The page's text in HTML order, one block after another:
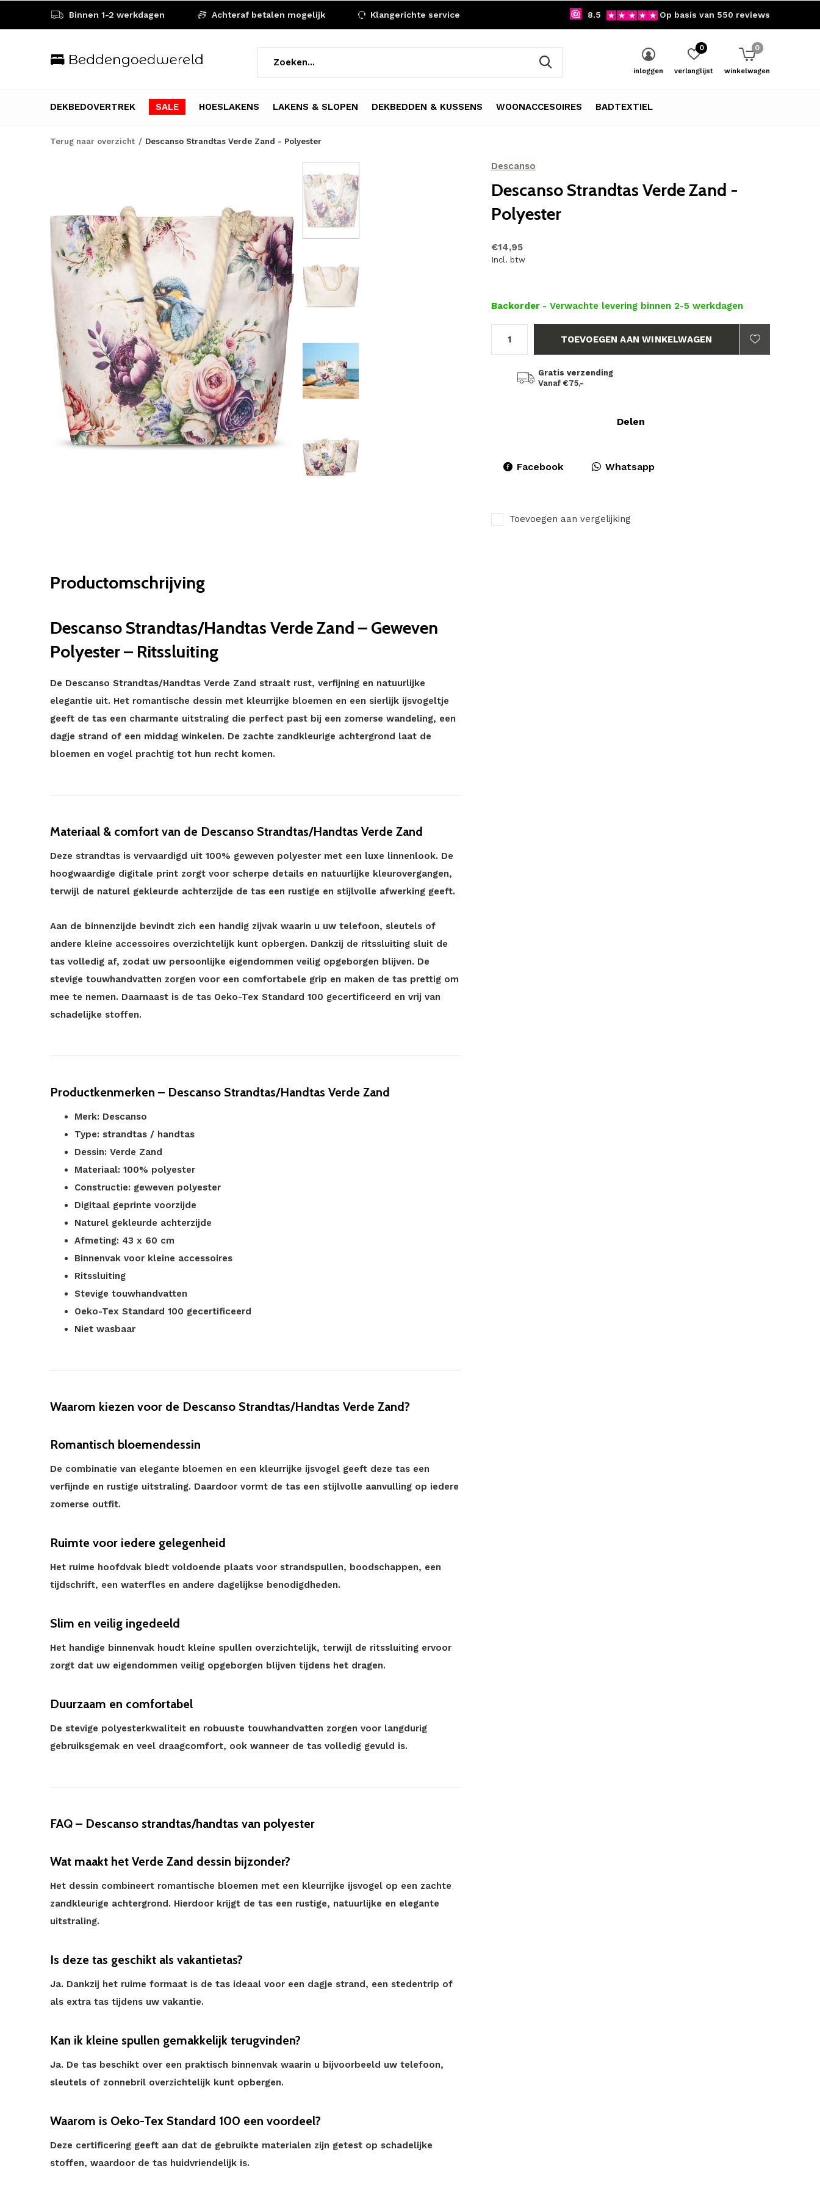
DEKBEDOVERTREK SALE HOESLAKENS LAKENS & SLOPEN DEKBEDDEN & KUSSENS WOONACCESOIRES BADTEXTIEL
inloggen verlanglijst
0
winkelwagen
0
Binnen 1-2 werkdagen Achteraf betalen mogelijk Klangerichte service 8.5 Op basis van 550 reviews
Terug naar overzicht Descanso Strandtas Verde Zand - Polyester
Descanso
Descanso Strandtas Verde Zand -
Polyester
€14,95
Incl. btw
Backorder - Verwachte levering binnen 2-5 werkdagen
TOEVOEGEN AAN WINKELWAGEN
Gratis verzending
Vanaf €75,-
Delen
Facebook Whatsapp
Toevoegen aan vergelijking
Productomschrijving
Descanso Strandtas/Handtas Verde Zand – Geweven
Polyester – Ritssluiting
De Descanso Strandtas/Handtas Verde Zand straalt rust, verfijning en natuurlijke
elegantie uit. Het romantische dessin met kleurrijke bloemen en een sierlijk ijsvogeltje
geeft de tas een charmante uitstraling die perfect past bij een zomerse wandeling, een
dagje strand of een middag winkelen. De zachte zandkleurige achtergrond laat de
bloemen en vogel prachtig tot hun recht komen.
Materiaal & comfort van de Descanso Strandtas/Handtas Verde Zand
Deze strandtas is vervaardigd uit 100% geweven polyester met een luxe linnenlook. De
hoogwaardige digitale print zorgt voor scherpe details en natuurlijke kleurovergangen,
terwijl de naturel gekleurde achterzijde de tas een rustige en stijlvolle afwerking geeft.
Aan de binnenzijde bevindt zich een handig zijvak waarin u uw telefoon, sleutels of
andere kleine accessoires overzichtelijk kunt opbergen. Dankzij de ritssluiting sluit de
tas volledig af, zodat uw persoonlijke eigendommen veilig opgeborgen blijven. De
stevige touwhandvatten zorgen voor een comfortabele grip en maken de tas prettig om
mee te nemen. Daarnaast is de tas Oeko-Tex Standard 100 gecertificeerd en vrij van
schadelijke stoffen.
Productkenmerken – Descanso Strandtas/Handtas Verde Zand
Merk: Descanso
Type: strandtas / handtas
Dessin: Verde Zand
Materiaal: 100% polyester
Constructie: geweven polyester
Digitaal geprinte voorzijde
Naturel gekleurde achterzijde
Afmeting: 43 x 60 cm
Binnenvak voor kleine accessoires
Ritssluiting
Stevige touwhandvatten
Oeko-Tex Standard 100 gecertificeerd
Niet wasbaar
Waarom kiezen voor de Descanso Strandtas/Handtas Verde Zand?
Romantisch bloemendessin
De combinatie van elegante bloemen en een kleurrijke ijsvogel geeft deze tas een
verfijnde en rustige uitstraling. Daardoor vormt de tas een stijlvolle aanvulling op iedere
zomerse outfit.
Ruimte voor iedere gelegenheid
Het ruime hoofdvak biedt voldoende plaats voor strandspullen, boodschappen, een
tijdschrift, een waterfles en andere dagelijkse benodigdheden.
Slim en veilig ingedeeld
Het handige binnenvak houdt kleine spullen overzichtelijk, terwijl de ritssluiting ervoor
zorgt dat uw eigendommen veilig opgeborgen blijven tijdens het dragen.
Duurzaam en comfortabel
De stevige polyesterkwaliteit en robuuste touwhandvatten zorgen voor langdurig
gebruiksgemak en veel draagcomfort, ook wanneer de tas volledig gevuld is.
FAQ – Descanso strandtas/handtas van polyester
Wat maakt het Verde Zand dessin bijzonder?
Het dessin combineert romantische bloemen met een kleurrijke ijsvogel op een zachte
zandkleurige achtergrond. Hierdoor krijgt de tas een rustige, natuurlijke en elegante
uitstraling.
Is deze tas geschikt als vakantietas?
Ja. Dankzij het ruime formaat is de tas ideaal voor een dagje strand, een stedentrip of
als extra tas tijdens uw vakantie.
Kan ik kleine spullen gemakkelijk terugvinden?
Ja. De tas beschikt over een praktisch binnenvak waarin u bijvoorbeeld uw telefoon,
sleutels of zonnebril overzichtelijk kunt opbergen.
Waarom is Oeko-Tex Standard 100 een voordeel?
Deze certificering geeft aan dat de gebruikte materialen zijn getest op schadelijke
stoffen, waardoor de tas huidvriendelijk is.